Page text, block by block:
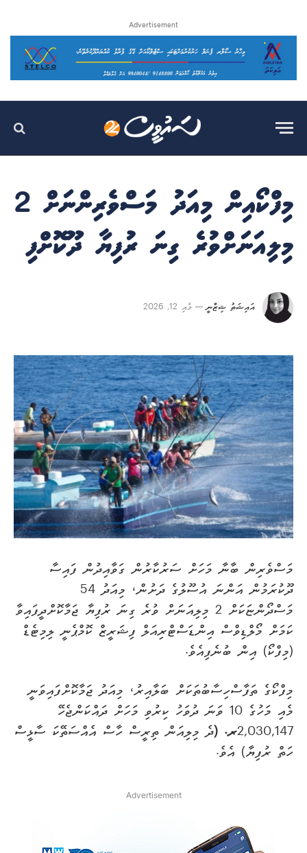
Advertisement
މިފްކޯއިން މިއަދު މަސްވެރިންނަށް 2
މިލިއަނަށްވުރެ ގިނަ ރުފިޔާ ދޫކޮށްފި
އައިޝަތު ޝިޒްނީ މެއި 12, 2026
މަސްވެރިން ބާނާ މަހަށް ސަރުކާރުން ގަވާއިދުން ފައިސާ
ދޫކުރަމުން އަންނަ އުސޫލުގެ ދަށުން، މިއަދު 54
މަސްދޯންޏަކަށް 2 މިލިއަނަށް ވުރެ ގިނަ ރުފިޔާ ޖަމާކޮށްދީފައިވާ
ކަމަށް މޯލްޑިވްސް އިންޑަސްޓްރިއަލް ފިޝަރީޒް ކޮމްޕެނީ ލިމިޓެޑް
(މިފްކޯ) އިން ބުނެފިއެވެ.
މިފްކޯގެ ތަފާސްހިސާބުތަކަށް ބަލާއިރު، މިއަދު ޖަމާކޮށްފައިވަނީ
މެއި މަހުގެ 10 ވަނަ ދުވަހު ކިރުވި މަހަށް ދައްކަންޖެހޭ
2,030,147ރ. (ދެ މިލިއަން ތިރީސް ހާސް އެއްސަތޭކަ ސާޅީސް
ހަތް ރުފިޔާ) އެވެ.
Advertisement